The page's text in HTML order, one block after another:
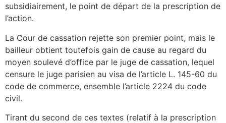
subsidiairement, le point de départ de la prescription de
l’action.
La Cour de cassation rejette son premier point, mais le
bailleur obtient toutefois gain de cause au regard du
moyen soulevé d’office par le juge de cassation, lequel
censure le juge parisien au visa de l’article L. 145-60 du
code de commerce, ensemble l’article 2224 du code
civil.
Tirant du second de ces textes (relatif à la prescription